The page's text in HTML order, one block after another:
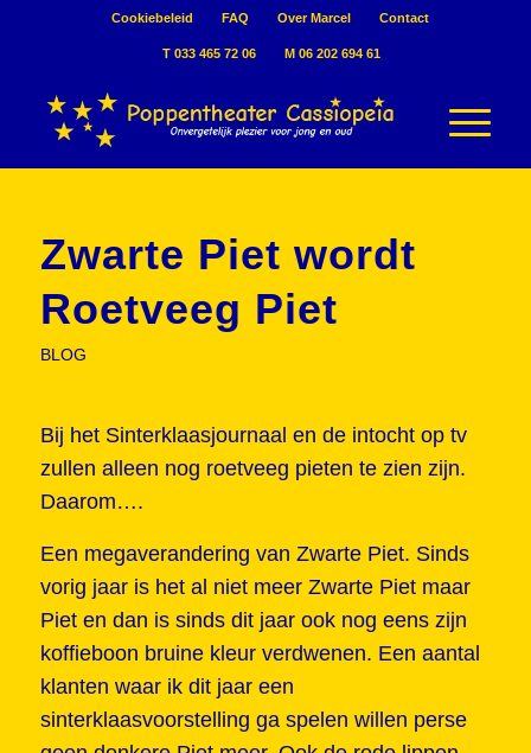
Cookiebeleid FAQ Over Marcel Contact
T 033 465 72 06 M 06 202 694 61
Zwarte Piet wordt
Roetveeg Piet
BLOG
Bij het Sinterklaasjournaal en de intocht op tv
zullen alleen nog roetveeg pieten te zien zijn.
Daarom….
Een megaverandering van Zwarte Piet. Sinds
vorig jaar is het al niet meer Zwarte Piet maar
Piet en dan is sinds dit jaar ook nog eens zijn
koffieboon bruine kleur verdwenen. Een aantal
klanten waar ik dit jaar een
sinterklaasvoorstelling ga spelen willen perse